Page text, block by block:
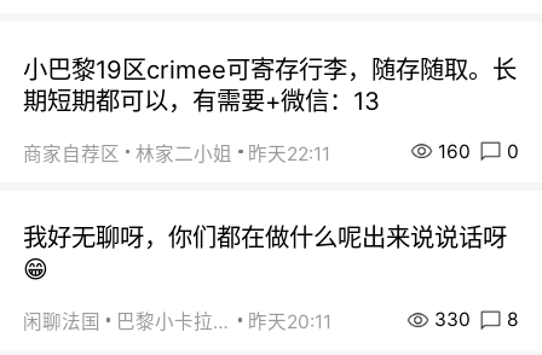
小巴黎19区crimee可寄存行李，随存随取。长
期短期都可以，有需要+微信：13
商家自荐区 林家二小姐 昨天22:11 160 0
我好无聊呀，你们都在做什么呢出来说说话呀
😁
闲聊法国 巴黎小卡拉咪 昨天20:11 330 8